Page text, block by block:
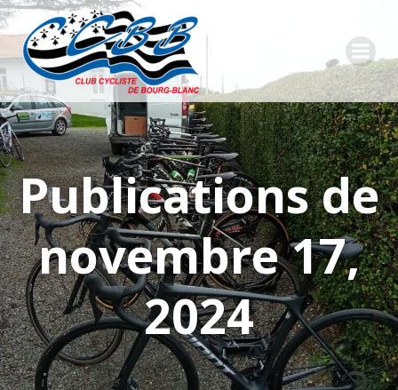
Publications de
novembre 17,
2024